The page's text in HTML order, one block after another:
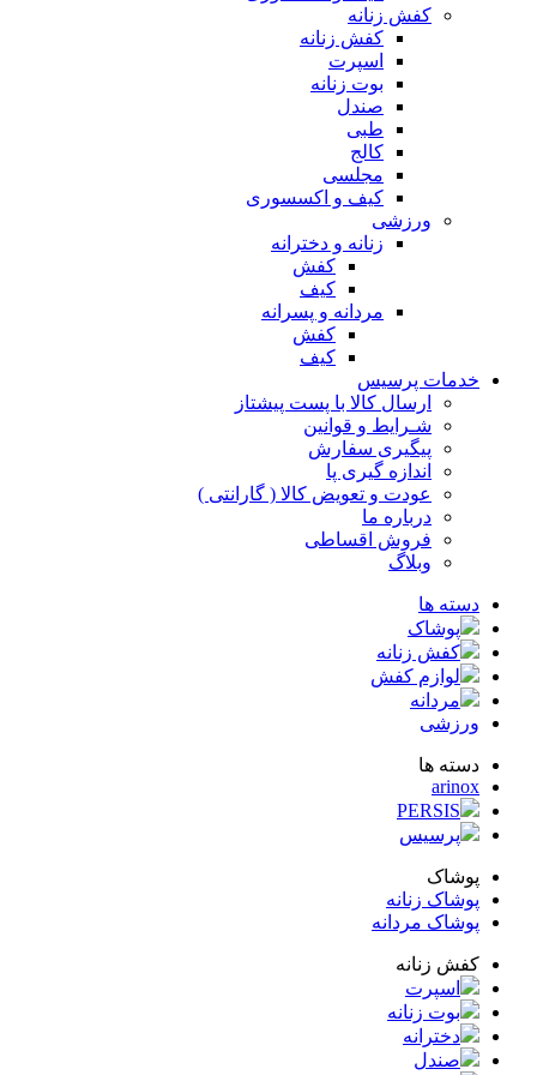
کفش زنانه
کفش زنانه
اسپرت
بوت زنانه
مجلسی
کیف و اکسسوری
ورزشی
زنانه و دخترانه
مردانه و پسرانه
پرسیس
ارسال کالا با پست پیشتاز
شـرایط و قوانین
پیگیری سفارش
اندازه گیری پا
عودت و تعویض کالا ( گارانتی )
درباره ما
فروش اقساطی
ها
پوشاک
کفش زنانه
لوازم کفش
مردانه
ها
PERSIS
پرسیس
زنانه
مردانه
زنانه
اسپرت
بوت زنانه
دخترانه
صندل